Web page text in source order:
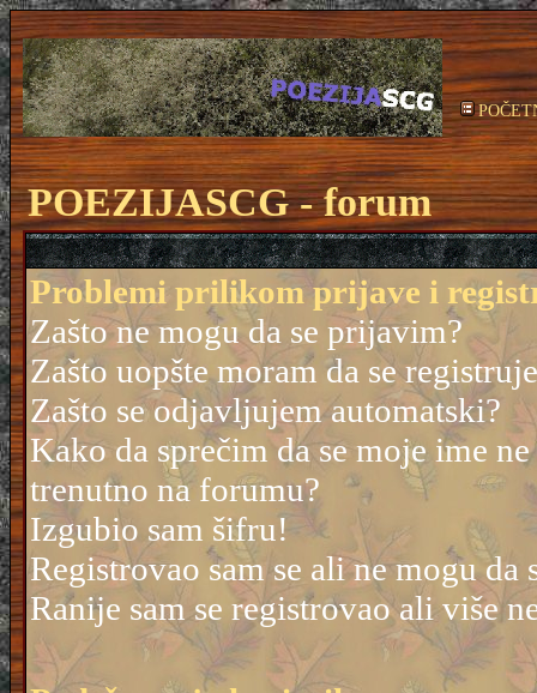
POEZIJASCG - forum
Problemi prilikom prijave i
Zašto ne mogu da se prijavim?
Zašto uopšte moram da se
Zašto se odjavljujem automatski?
Kako da sprečim da se moje ime
trenutno na forumu?
Izgubio sam šifru!
Registrovao sam se ali ne mogu
Ranije sam se registrovao ali više